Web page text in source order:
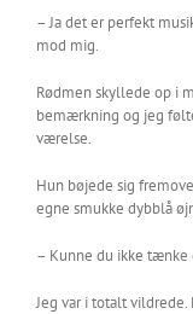
– Ja det er perfekt
mod mig.
Rødmen skyllede op i
bemærkning og jeg
værelse.
Hun bøjede sig
egne smukke dybblå
– Kunne du ikke tænke
Jeg var i totalt